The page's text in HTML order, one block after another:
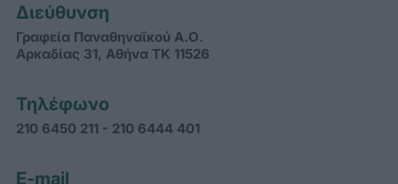
Διεύθυνση
Γραφεία Παναθηναϊκού Α.Ο.
Αρκαδίας 31, Αθήνα ΤΚ 11526
Τηλέφωνο
210 6450 211 - 210 6444 401
E-mail